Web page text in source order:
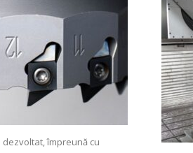
dezvoltat, împreună cu